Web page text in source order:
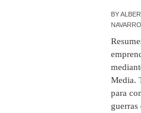
BY
NAVARRO
Media.
para